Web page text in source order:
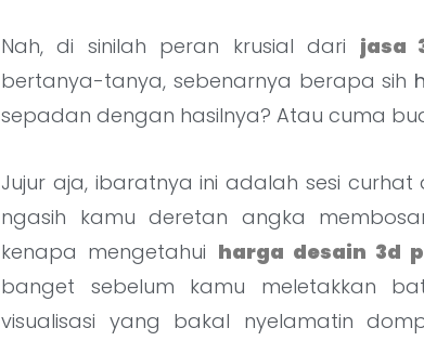
Nah, di sinilah peran krusial dari jasa
bertanya-tanya, sebenarnya berapa sih
sepadan dengan hasilnya? Atau cuma
Jujur aja, ibaratnya ini adalah sesi curhat
ngasih kamu deretan angka
kenapa mengetahui harga desain 3d
banget sebelum kamu meletakkan
visualisasi yang bakal nyelamatin